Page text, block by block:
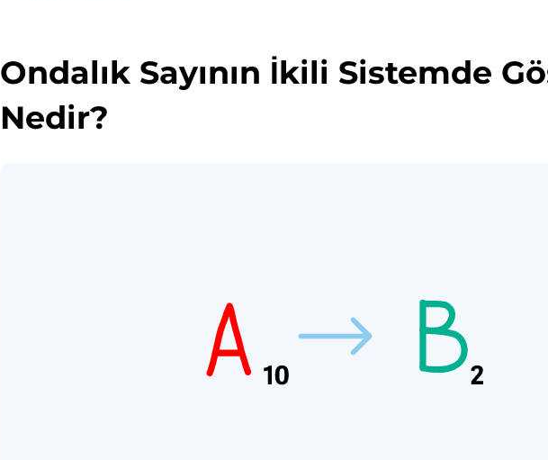
Ondalık Sayının İkili Sistemde
Nedir?